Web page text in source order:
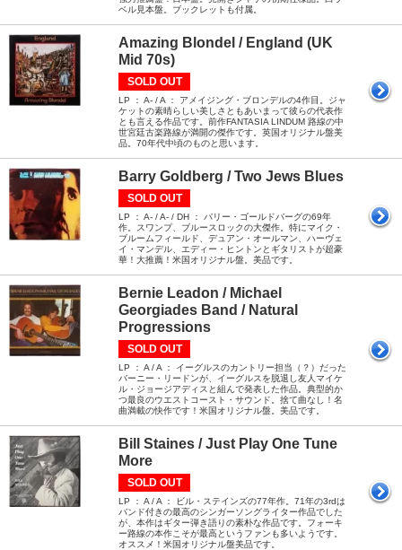
ベル見本盤。ブックレットも付属。
Amazing Blondel / England (UK
Mid 70s)
SOLD OUT
LP ： A- / A ： アメイジング・ブロンデルの4作目。ジャ
ケットの素晴らしい美しさともあいまって彼らの代表作
とも言える作品です。前作FANTASIA LINDUM 路線の中
世宮廷古楽路線が満開の傑作です。英国オリジナル盤美
品。70年代中頃のものと思います。
Barry Goldberg / Two Jews Blues
SOLD OUT
LP ： A- / A- / DH ： バリー・ゴールドバーグの69年
作。スワンプ、ブルースロックの大傑作。特にマイク・
ブルームフィールド、デュアン・オールマン、ハーヴェ
イ・マンデル、エディー・ヒントンとギタリストが超豪
華！大推薦！米国オリジナル盤。美品です。
Bernie Leadon / Michael
Georgiades Band / Natural
Progressions
SOLD OUT
LP ： A / A ： イーグルスのカントリー担当（？）だった
バーニー・リードンが、イーグルスを脱退し友人マイケ
ル・ジョージアディスと組んで発表した作品。典型的か
つ最良のウエストコースト・サウンド。捨て曲なし！名
曲満載の快作です！米国オリジナル盤。美品です。
Bill Staines / Just Play One Tune
More
SOLD OUT
LP ： A / A ： ビル・ステインズの77年作。71年の3rdは
バンド付きの最高のシンガーソングライター作品でした
が、本作はギター弾き語りの素朴な作品です。フォーキ
ー路線の本作こそが最高というファンも多いようです。
オススメ！米国オリジナル盤美品です。